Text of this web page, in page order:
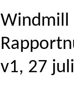
Windmill
v1, 27